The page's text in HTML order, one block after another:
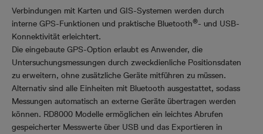
Verbindungen mit Karten und GIS-Systemen werden durch
interne GPS-Funktionen und praktische Bluetooth®- und USB-
Konnektivität erleichtert.
Die eingebaute GPS-Option erlaubt es Anwender, die
Untersuchungsmessungen durch zweckdienliche Positionsdaten
zu erweitern, ohne zusätzliche Geräte mitführen zu müssen.
Alternativ sind alle Einheiten mit Bluetooth ausgestattet, sodass
Messungen automatisch an externe Geräte übertragen werden
können. RD8000 Modelle ermöglichen ein leichtes Abrufen
gespeicherter Messwerte über USB und das Exportieren in